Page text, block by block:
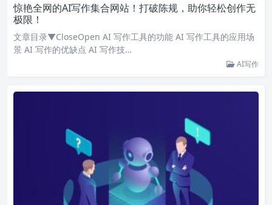
惊艳全网的AI写作集合网站！打破陈规，助你轻松创作无
极限！
文章目录▼CloseOpen AI 写作工具的功能 AI 写作工具的应用场
景 AI 写作的优缺点 AI 写作技…
AI写作